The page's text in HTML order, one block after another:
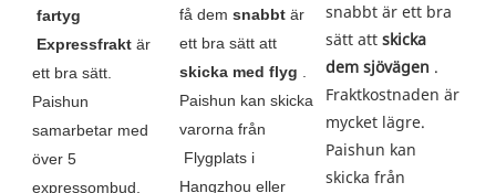
fartyg
Expressfrakt är
ett bra sätt.
Paishun
samarbetar med
över 5
expressombud,
få dem snabbt är
ett bra sätt att
skicka med flyg .
Paishun kan skicka
varorna från
Hangzhou eller
snabbt är ett bra
sätt att skicka
dem sjövägen .
Fraktkostnaden är
mycket lägre.
Paishun kan
skicka från